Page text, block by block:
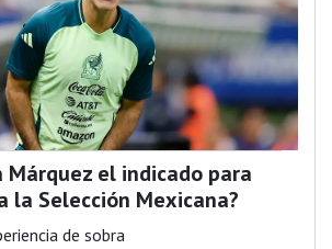
Márquez el indicado para
la Selección Mexicana?
de sobra